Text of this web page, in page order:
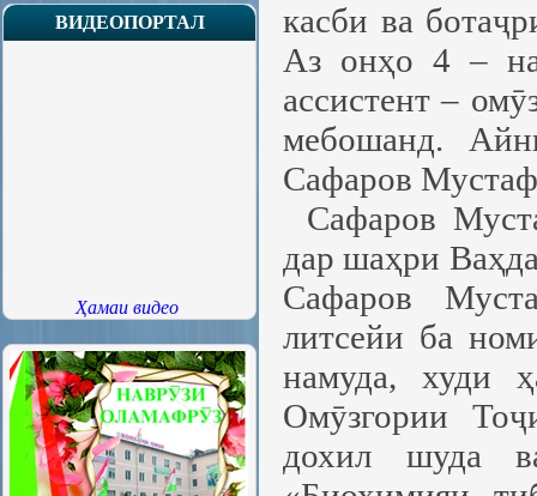
ВИДЕОПОРТАЛ
Ҳамаи видео
касби ва
Аз онҳо 4 –
ассистент –
мебошанд.
Сафаров
Сафаров
дар шаҳри
Сафаров
литсейи ба
намуда, худи
Омӯзгории
дохил шуда